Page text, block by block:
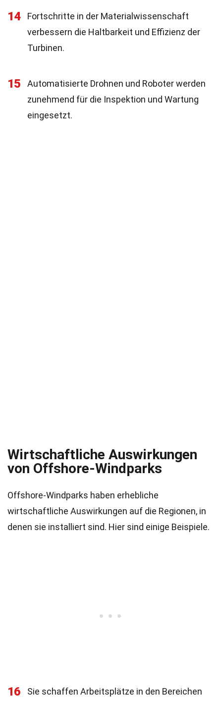
14
Fortschritte in der Materialwissenschaft
verbessern die Haltbarkeit und Effizienz der
Turbinen.
15
Automatisierte Drohnen und Roboter werden
zunehmend für die Inspektion und Wartung
eingesetzt.
Wirtschaftliche Auswirkungen
von Offshore-Windparks
Offshore-Windparks haben erhebliche
wirtschaftliche Auswirkungen auf die Regionen, in
denen sie installiert sind. Hier sind einige Beispiele.
16 Sie schaffen Arbeitsplätze in den Bereichen